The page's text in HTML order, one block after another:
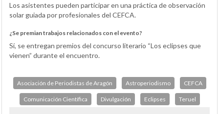
Los asistentes pueden participar en una práctica de observación
solar guiada por profesionales del CEFCA.
¿Se premian trabajos relacionados con el evento?
Sí, se entregan premios del concurso literario “Los eclipses que
vienen” durante el encuentro.
Asociación de Periodistas de Aragón Astroperiodismo CEFCA
Comunicación Científica Divulgación Eclipses Teruel